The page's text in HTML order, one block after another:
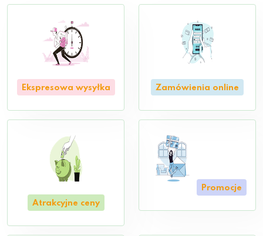
Ekspresowa wysyłka Zamówienia online
Atrakcyjne ceny
Promocje